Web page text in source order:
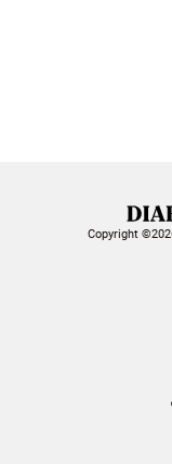
Copyright